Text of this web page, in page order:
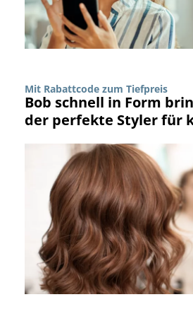
Mit Rabattcode zum Tiefpreis
Bob schnell in Form
der perfekte Styler für